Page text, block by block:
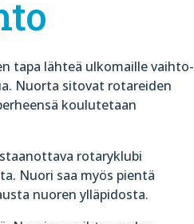
tapa lähteä ulkomaille vaihto-
Nuorta sitovat rotareiden
koulutetaan
rotaryklubi
Nuori saa myös pientä
nuoren ylläpidosta.